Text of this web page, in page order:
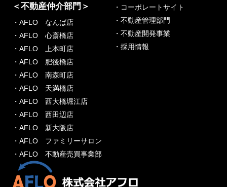
＜不動産仲介部門＞
・AFLO なんば店
・AFLO 心斎橋店
・AFLO 上本町店
・AFLO 肥後橋店
・AFLO 南森町店
・AFLO 天満橋店
・AFLO 西大橋堀江店
・AFLO 西田辺店
・AFLO 新大阪店
・AFLO ファミリーサロン
・AFLO 不動産売買事業部
・コーポレートサイト
・不動産管理部門
・不動産開発事業
・採用情報